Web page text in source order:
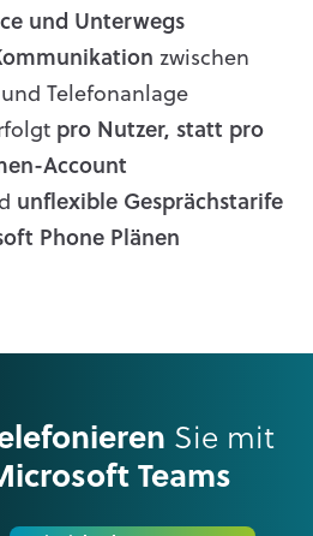
und Unterwegs
zwischen
Telefonanlage
pro Nutzer, statt pro
Account
unflexible Gesprächstarife
Phone Plänen
Sie mit
Teams